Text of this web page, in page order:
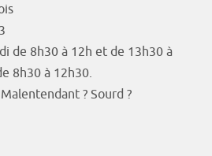
de 8h30 à 12h et de 13h30 à
8h30 à 12h30.
? Sourd ?